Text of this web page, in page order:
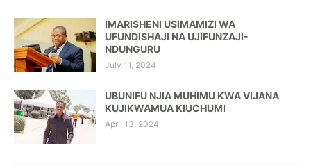
IMARISHENI USIMAMIZI WA
UFUNDISHAJI NA UJIFUNZAJI-
NDUNGURU
July 11, 2024
UBUNIFU NJIA MUHIMU KWA VIJANA
KUJIKWAMUA KIUCHUMI
April 13, 2024